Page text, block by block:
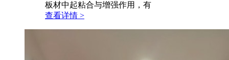
板材中起粘合与增强作用，有
查看详情 >